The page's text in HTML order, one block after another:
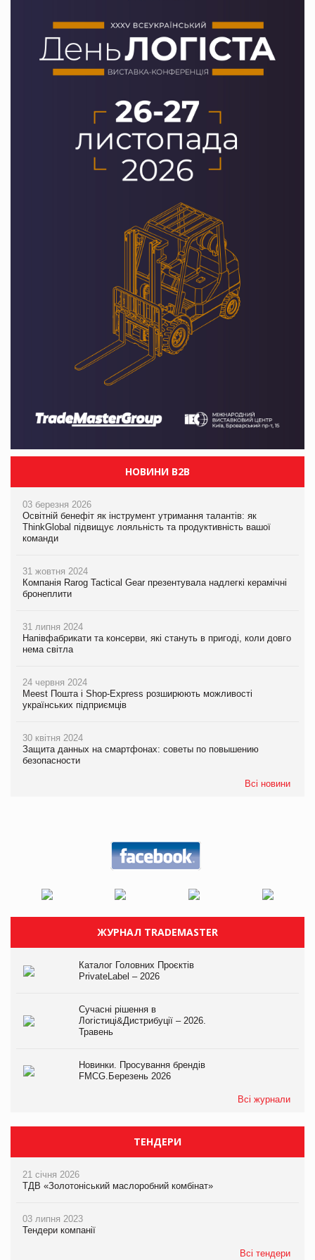
НОВИНИ B2B
03 березня 2026
Освітній бенефіт як інструмент утримання талантів: як
ThinkGlobal підвищує лояльність та продуктивність вашої
команди
31 жовтня 2024
Компанія Rarog Tactical Gear презентувала надлегкі керамічні
бронеплити
31 липня 2024
Напівфабрикати та консерви, які стануть в пригоді, коли довго
нема світла
24 червня 2024
Meest Пошта і Shop-Express розширюють можливості
українських підприємців
30 квітня 2024
Защита данных на смартфонах: советы по повышению
безопасности
Всі новини
ЖУРНАЛ TRADEMASTER
Каталог Головних Проєктів
PrivateLabel – 2026
Сучасні рішення в
Логістиці&Дистрибуції – 2026.
Травень
Новинки. Просування брендів
FMCG.Березень 2026
Всі журнали
ТЕНДЕРИ
21 січня 2026
ТДВ «Золотоніський маслоробний комбінат»
03 липня 2023
Тендери компанії
Всі тендери